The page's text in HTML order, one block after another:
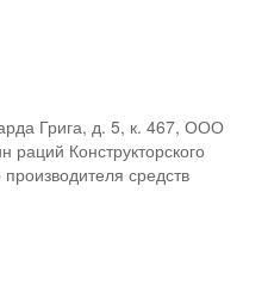
Грига, д. 5, к. 467, ООО
раций Конструкторского
средств